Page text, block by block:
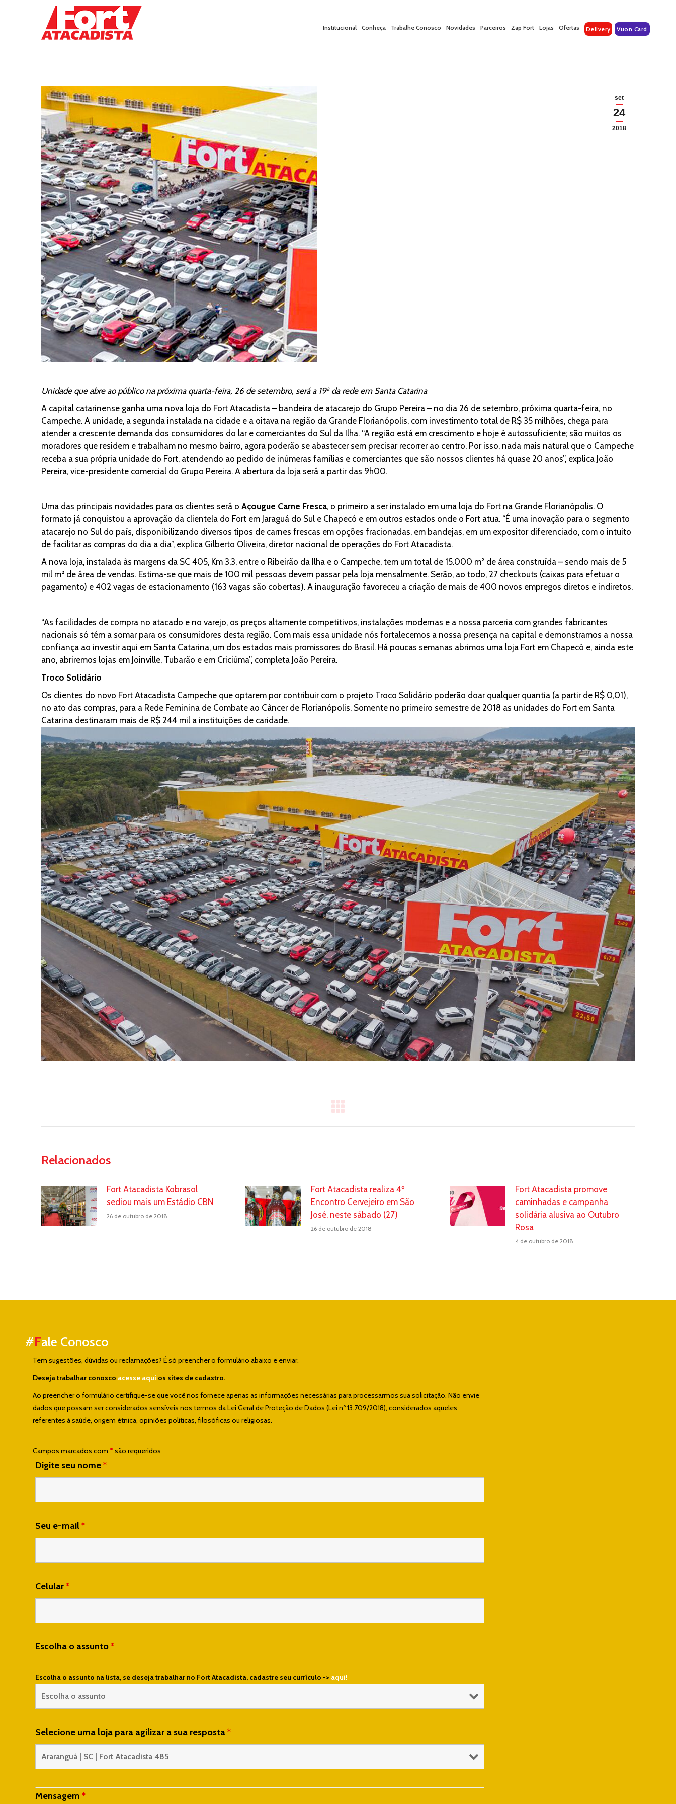
Institucional Conheça Trabalhe Conosco Novidades Parceiros Zap Fort Lojas Ofertas Delivery Vuon Card
set
24
2018
Unidade que abre ao público na próxima quarta-feira, 26 de setembro, será a 19ada rede em Santa Catarina
A capital catarinense ganha uma nova loja do Fort Atacadista – bandeira de atacarejo do Grupo Pereira – no dia 26 de setembro, próxima quarta-feira, no
Campeche. A unidade, a segunda instalada na cidade e a oitava na região da Grande Florianópolis, com investimento total de R$ 35 milhões, chega para
atender a crescente demanda dos consumidores do lar e comerciantes do Sul da Ilha. “A região está em crescimento e hoje é autossuficiente; são muitos os
moradores que residem e trabalham no mesmo bairro, agora poderão se abastecer sem precisar recorrer ao centro. Por isso, nada mais natural que o Campeche
receba a sua própria unidade do Fort, atendendo ao pedido de inúmeras famílias e comerciantes que são nossos clientes há quase 20 anos”, explica João
Pereira, vice-presidente comercial do Grupo Pereira. A abertura da loja será a partir das 9h00.
Uma das principais novidades para os clientes será o Açougue Carne Fresca, o primeiro a ser instalado em uma loja do Fort na Grande Florianópolis. O
formato já conquistou a aprovação da clientela do Fort em Jaraguá do Sul e Chapecó e em outros estados onde o Fort atua. “É uma inovação para o segmento
atacarejo no Sul do país, disponibilizando diversos tipos de carnes frescas em opções fracionadas, em bandejas, em um expositor diferenciado, com o intuito
de facilitar as compras do dia a dia”, explica Gilberto Oliveira, diretor nacional de operações do Fort Atacadista.
A nova loja, instalada às margens da SC 405, Km 3,3, entre o Ribeirão da Ilha e o Campeche, tem um total de 15.000 m² de área construída – sendo mais de 5
mil m² de área de vendas. Estima-se que mais de 100 mil pessoas devem passar pela loja mensalmente. Serão, ao todo, 27 checkouts (caixas para efetuar o
pagamento) e 402 vagas de estacionamento (163 vagas são cobertas). A inauguração favoreceu a criação de mais de 400 novos empregos diretos e indiretos.
“As facilidades de compra no atacado e no varejo, os preços altamente competitivos, instalações modernas e a nossa parceria com grandes fabricantes
nacionais só têm a somar para os consumidores desta região. Com mais essa unidade nós fortalecemos a nossa presença na capital e demonstramos a nossa
confiança ao investir aqui em Santa Catarina, um dos estados mais promissores do Brasil. Há poucas semanas abrimos uma loja Fort em Chapecó e, ainda este
ano, abriremos lojas em Joinville, Tubarão e em Criciúma”, completa João Pereira.
Troco Solidário
Os clientes do novo Fort Atacadista Campeche que optarem por contribuir com o projeto Troco Solidário poderão doar qualquer quantia (a partir de R$ 0,01),
no ato das compras, para a Rede Feminina de Combate ao Câncer de Florianópolis. Somente no primeiro semestre de 2018 as unidades do Fort em Santa
Catarina destinaram mais de R$ 244 mil a instituições de caridade.
Relacionados
Fort Atacadista Kobrasol
sediou mais um Estádio CBN
26 de outubro de 2018
Fort Atacadista realiza 4º
Encontro Cervejeiro em São
José, neste sábado (27)
26 de outubro de 2018
Fort Atacadista promove
caminhadas e campanha
solidária alusiva ao Outubro
Rosa
4 de outubro de 2018
#Fale Conosco
Tem sugestões, dúvidas ou reclamações? É só preencher o formulário abaixo e enviar.
Deseja trabalhar conosco acesse aqui os sites de cadastro.
Ao preencher o formulário certifique-se que você nos fornece apenas as informações necessárias para processarmos sua solicitação. Não envie
dados que possam ser considerados sensíveis nos termos da Lei Geral de Proteção de Dados (Lei nº 13.709/2018), considerados aqueles
referentes à saúde, origem étnica, opiniões políticas, filosóficas ou religiosas.
Campos marcados com * são requeridos
Digite seu nome*
Seu e-mail*
Celular*
Escolha o assunto*
Escolha o assunto na lista, se deseja trabalhar no Fort Atacadista, cadastre seu currículo -> aqui!
Selecione uma loja para agilizar a sua resposta*
Mensagem *